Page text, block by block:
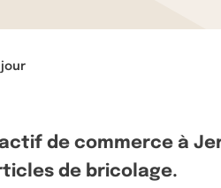
jour
actif de commerce à
de bricolage.